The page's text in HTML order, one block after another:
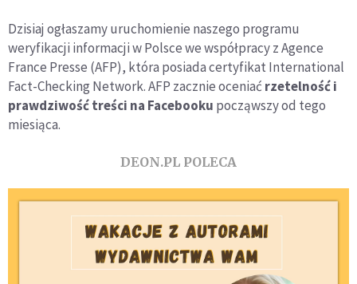
Dzisiaj ogłaszamy uruchomienie naszego programu
weryfikacji informacji w Polsce we współpracy z Agence
France Presse (AFP), która posiada certyfikat International
Fact-Checking Network. AFP zacznie oceniać rzetelność i
prawdziwość treści na Facebooku począwszy od tego
miesiąca.
DEON.PL POLECA